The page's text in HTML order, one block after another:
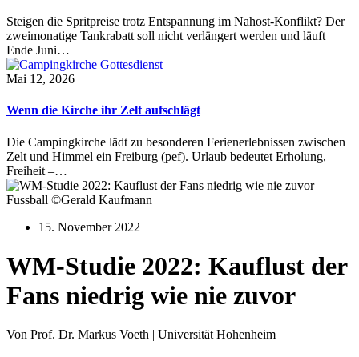
Steigen die Spritpreise trotz Entspannung im Nahost-Konflikt? Der
zweimonatige Tankrabatt soll nicht verlängert werden und läuft
Ende Juni…
Mai 12, 2026
Wenn die Kirche ihr Zelt aufschlägt
Die Campingkirche lädt zu besonderen Ferienerlebnissen zwischen
Zelt und Himmel ein Freiburg (pef). Urlaub bedeutet Erholung,
Freiheit –…
Fussball ©Gerald Kaufmann
15. November 2022
WM-Studie 2022: Kauflust der
Fans niedrig wie nie zuvor
Von Prof. Dr. Markus Voeth | Universität Hohenheim